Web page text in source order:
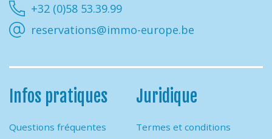
+32 (0)58 53.39.99
reservations@immo-europe.be
Infos pratiques
Questions fréquentes
Juridique
Termes et conditions